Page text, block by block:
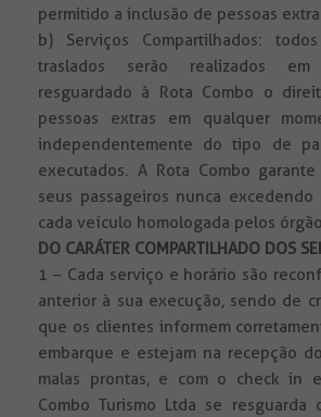
permitido a inclusão de pessoas
b) Serviços Compartilhados:
traslados serão realizados
resguardado à Rota Combo o
pessoas extras em qualquer
independentemente do tipo de
executados. A Rota Combo
seus passageiros nunca
cada veículo homologada pelos
DO CARÁTER COMPARTILHADO DOS
1 – Cada serviço e horário são
anterior à sua execução, sendo de
que os clientes informem
embarque e estejam na recepção
malas prontas, e com o check in
Combo Turismo Ltda se